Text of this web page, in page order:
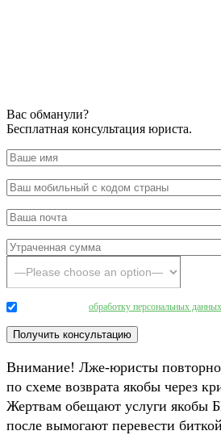
Вас обманули?
Бесплатная консультация юриста.
обработку персональных данных
Внимание! Лже-юристы повторно
по схеме возврата якобы через
Жертвам обещают услуги
после вымогают перевести